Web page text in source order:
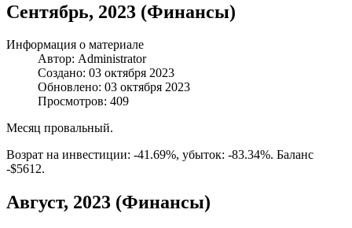
Сентябрь, 2023 (Финансы)
Информация о материале
Автор: Administrator
Создано: 03 октября 2023
Обновлено: 03 октября 2023
Просмотров: 409
Месяц провальный.
Возрат на инвестиции: -41.69%, убыток: -83.34%. Баланс
-$5612.
Август, 2023 (Финансы)